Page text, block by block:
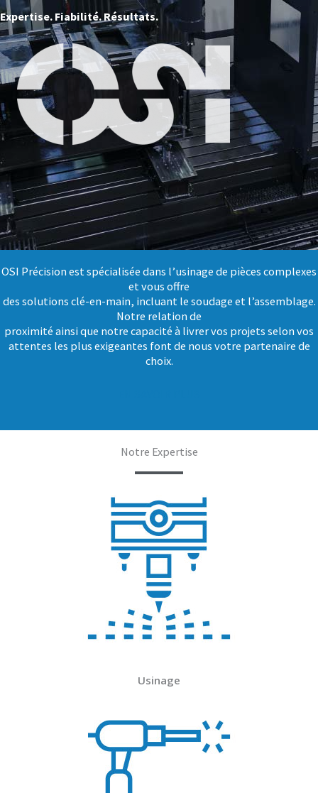
Expertise. Fiabilité. Résultats.
OSI Précision est spécialisée dans l’usinage de pièces complexes
et vous offre
des solutions clé-en-main, incluant le soudage et l’assemblage.
Notre relation de
proximité ainsi que notre capacité à livrer vos projets selon vos
attentes les plus exigeantes font de nous votre partenaire de
choix.
Notre Expertise
Usinage